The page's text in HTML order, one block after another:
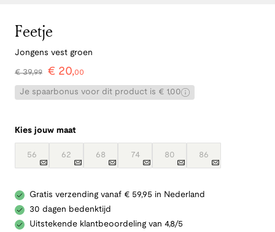
Feetje
Jongens vest groen
€39,99 € 20,00
Je spaarbonus voor dit product is € 1,00
Kies jouw maat
56 62 68 74 80 86
Gratis verzending vanaf € 59,95 in Nederland
30 dagen bedenktijd
Uitstekende klantbeoordeling van 4,8/5